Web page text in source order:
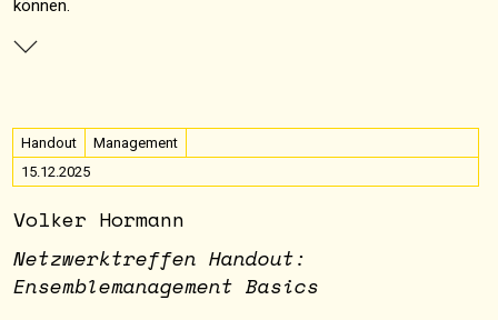
können.
Handout
Management
15.12.2025
Volker Hormann
Netzwerktreffen Handout:
Ensemblemanagement Basics